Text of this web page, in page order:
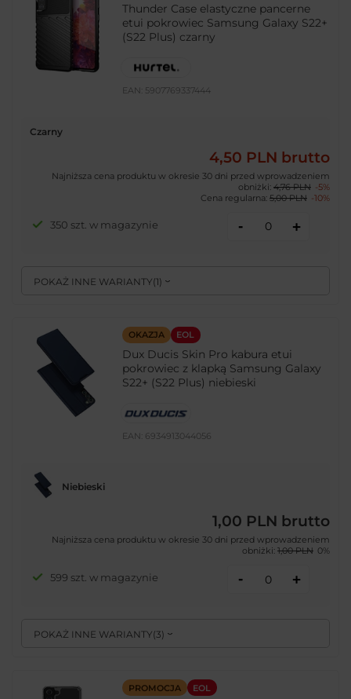
Thunder Case elastyczne pancerne
etui pokrowiec Samsung Galaxy S22+
(S22 Plus) czarny
EAN: 5907769337444
POKAŻ INNE WARIANTY( 1)
Czarny
4,50 PLN brutto
Najniższa cena produktu w okresie 30 dni przed wprowadzeniem
obniżki: 4,76 PLN -5%
Cena regularna: 5,00 PLN -10%
350 szt. w magazynie - +
OKAZJA EOL
Dux Ducis Skin Pro kabura etui
pokrowiec z klapką Samsung Galaxy
S22+ (S22 Plus) niebieski
EAN: 6934913044056
POKAŻ INNE WARIANTY( 3)
Niebieski
1,00 PLN brutto
Najniższa cena produktu w okresie 30 dni przed wprowadzeniem
obniżki: 1,00 PLN 0%
599 szt. w magazynie - +
PROMOCJA EOL